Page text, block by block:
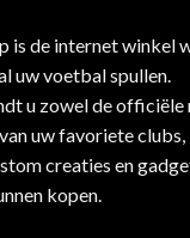
is de internet winkel
uw voetbal spullen.
u zowel de officiële
uw favoriete clubs,
creaties en
kopen.